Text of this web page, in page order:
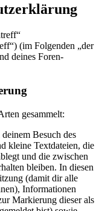
(im Folgenden „der
deines Foren-
gesammelt:
Besuch des
kleine Textdateien, die
und die zwischen
bleiben. In diesen
(damit dir alle
Informationen
Markierung dieser als